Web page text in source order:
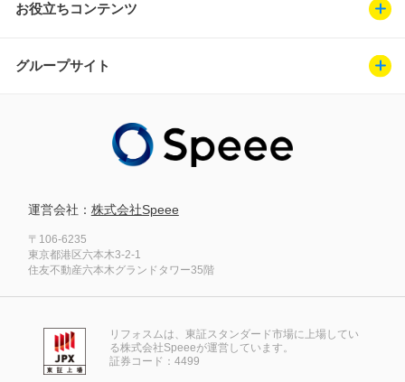
お役立ちコンテンツ
グループサイト
運営会社： 株式会社Speee
〒106-6235
東京都港区六本木3-2-1
住友不動産六本木グランドタワー35階
リフォスムは、東証スタンダード市場に上場してい
る株式会社Speeeが運営しています。
証券コード：4499